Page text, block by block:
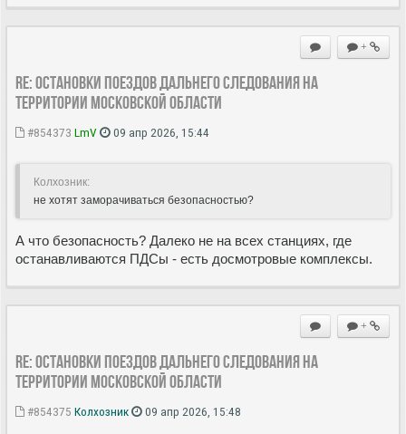
+
Re: Остановки поездов дальнего следования на
территории Московской области
#854373 LmV 09 апр 2026, 15:44
Колхозник:
не хотят заморачиваться безопасностью?
А что безопасность? Далеко не на всех станциях, где
останавливаются ПДСы - есть досмотровые комплексы.
+
Re: Остановки поездов дальнего следования на
территории Московской области
#854375 Колхозник 09 апр 2026, 15:48